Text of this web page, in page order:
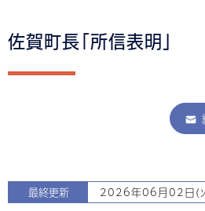
佐賀町長「所信表明」
最終更新 2026年06月02日(